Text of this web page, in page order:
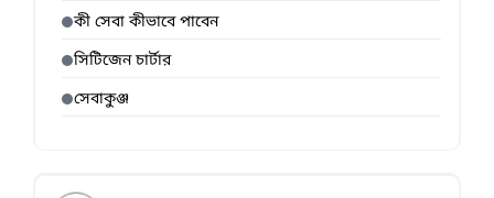
কী সেবা কীভাবে পাবেন
সিটিজেন চার্টার
সেবাকুঞ্জ